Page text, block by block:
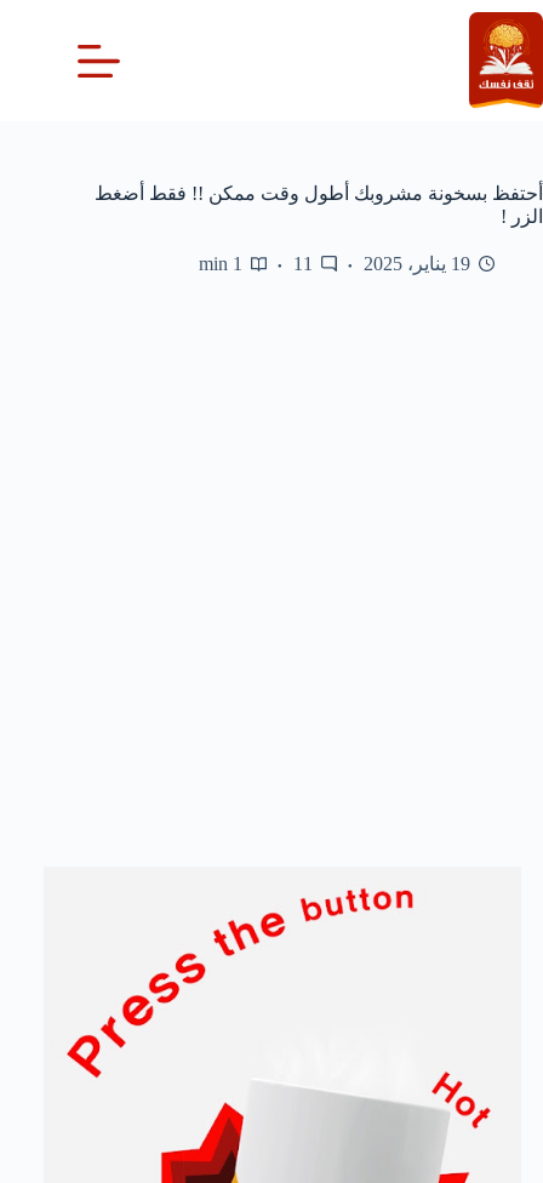
التجاوز
إلى
المحتوى
أحتفظ بسخونة مشروبك أطول وقت ممكن !! فقط أضغط
الزر !
19 يناير، 2025 11
1 min